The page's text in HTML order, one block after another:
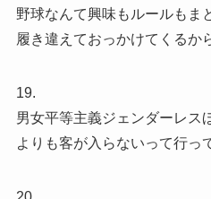
野球なんて興味もルールもま
履き違えておっかけてくるか
19.
男女平等主義ジェンダーレス
よりも客が入らないって行っ